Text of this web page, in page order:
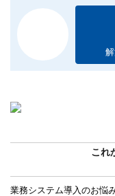
これ
業務システム導入のお悩